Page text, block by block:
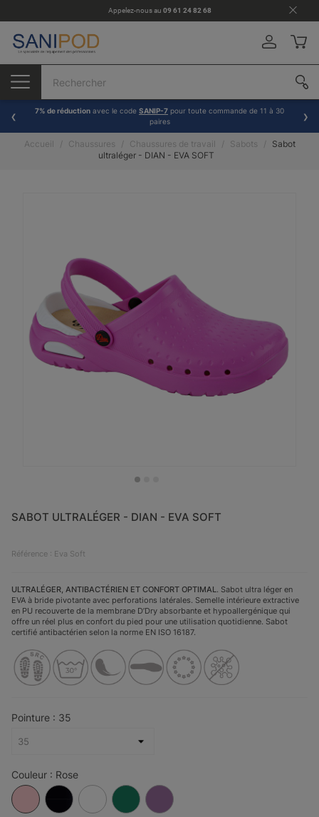
Appelez-nous au 09 61 24 82 68
7% de réduction avec le code SANIP-7 pour toute commande de 11 à 30
paires
Accueil Chaussures Chaussures de travail Sabots
Sabot
ultraléger - DIAN - EVA SOFT
SABOT ULTRALÉGER - DIAN - EVA SOFT
Référence : Eva Soft
ULTRALÉGER, ANTIBACTÉRIEN ET CONFORT OPTIMAL
. Sabot ultra léger en
EVA à bride pivotante avec perforations latérales. Semelle intérieure extractive
en PU recouverte de la membrane D’Dry absorbante et hypoallergénique qui
offre un réel plus en confort du pied pour une utilisation quotidienne. Sabot
certifié antibactérien selon la norme EN ISO 16187.
Pointure : 35
Couleur : Rose
Rose
Noir Blanc Vert